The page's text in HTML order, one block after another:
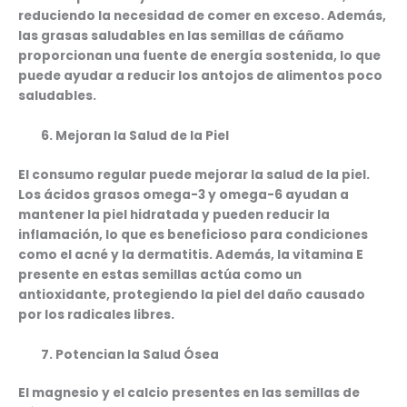
reduciendo la necesidad de comer en exceso. Además,
las grasas saludables en las semillas de cáñamo
proporcionan una fuente de energía sostenida, lo que
puede ayudar a reducir los antojos de alimentos poco
saludables.
Mejoran la Salud de la Piel
El consumo regular puede mejorar la salud de la piel.
Los ácidos grasos omega-3 y omega-6 ayudan a
mantener la piel hidratada y pueden reducir la
inflamación, lo que es beneficioso para condiciones
como el acné y la dermatitis. Además, la vitamina E
presente en estas semillas actúa como un
antioxidante, protegiendo la piel del daño causado
por los radicales libres.
Potencian la Salud Ósea
El magnesio y el calcio presentes en las semillas de